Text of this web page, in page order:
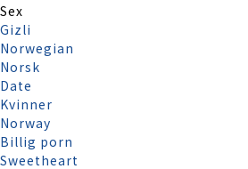
Sex
Gizli
Norwegian
Norsk
Date
Kvinner
Norway
Billig porn
Sweetheart